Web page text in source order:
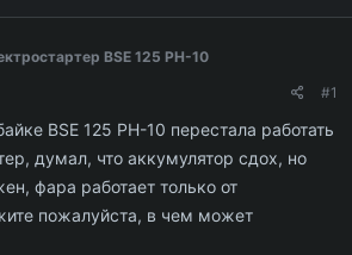
BSE 125 PH-10
#1
BSE 125 PH-10 перестала работать
думал, что аккумулятор сдох, но
фара работает только от
пожалуйста, в чем может